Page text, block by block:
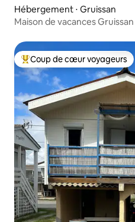
Hébergement ⋅ Gruissan
Maison de vacances
Coups de cœur voyageurs
Coup de cœur voyageurs